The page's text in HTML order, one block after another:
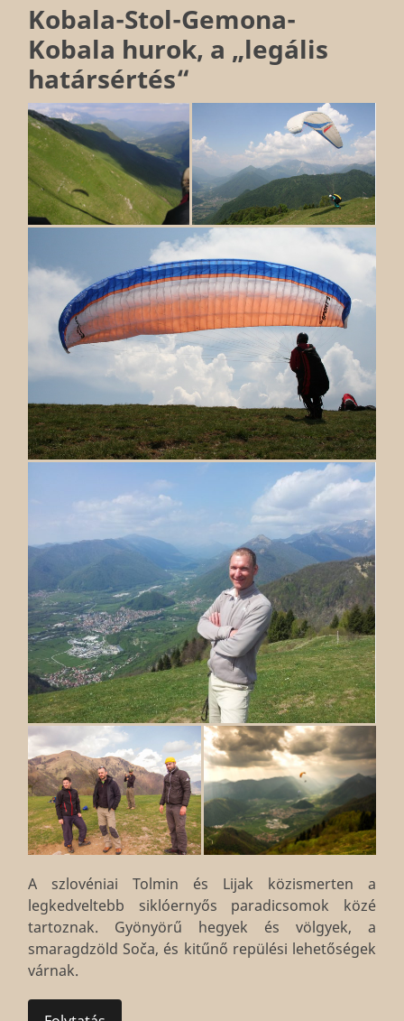
Kobala-Stol-Gemona-
Kobala hurok, a „legális
határsértés“
A szlovéniai Tolmin és Lijak közismerten a
legkedveltebb siklóernyős paradicsomok közé
tartoznak. Gyönyörű hegyek és völgyek, a
smaragdzöld Soča, és kitűnő repülési lehetőségek
várnak.